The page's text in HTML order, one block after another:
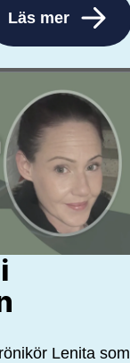
Läs mer
Lenita som